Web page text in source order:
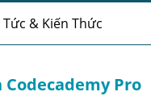
Tức & Kiến Thức
Codecademy Pro